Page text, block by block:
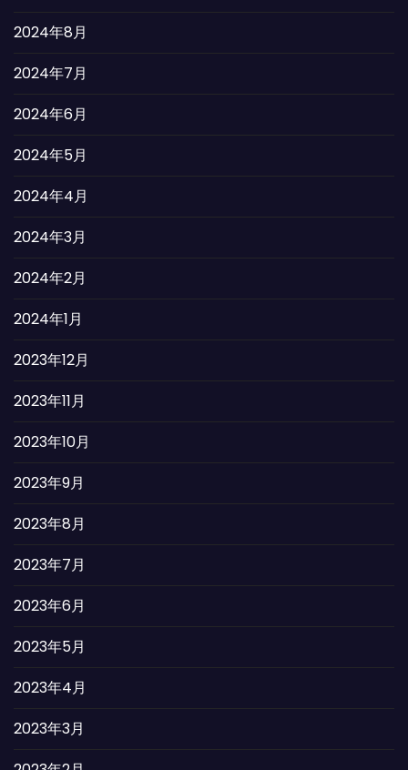
2024年8月
2024年7月
2024年6月
2024年5月
2024年4月
2024年3月
2024年2月
2024年1月
2023年12月
2023年11月
2023年10月
2023年9月
2023年8月
2023年7月
2023年6月
2023年5月
2023年4月
2023年3月